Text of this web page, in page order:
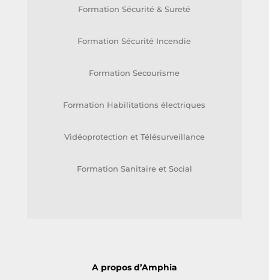
Formation Sécurité & Sureté
Formation Sécurité Incendie
Formation Secourisme
Formation Habilitations électriques
Vidéoprotection et Télésurveillance
Formation Sanitaire et Social
A propos d’Amphia